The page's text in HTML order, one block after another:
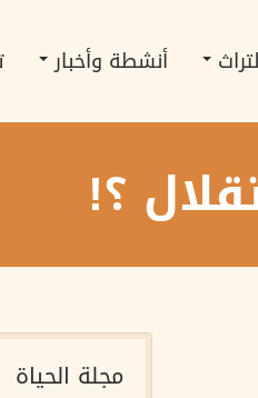
أنشطة وأخبار
؟!
مجلة الحياة